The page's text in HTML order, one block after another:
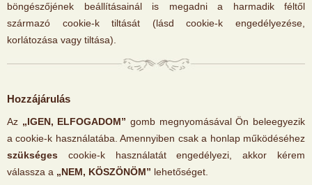
böngészőjének beállításainál is megadni a harmadik féltől
származó cookie-k tiltását (lásd cookie-k engedélyezése,
korlátozása vagy tiltása).
Hozzájárulás
Az „IGEN, ELFOGADOM” gomb megnyomásával Ön beleegyezik
a cookie-k használatába. Amennyiben csak a honlap működéséhez
szükséges cookie-k használatát engedélyezi, akkor kérem
válassza a „NEM, KÖSZÖNÖM” lehetőséget.